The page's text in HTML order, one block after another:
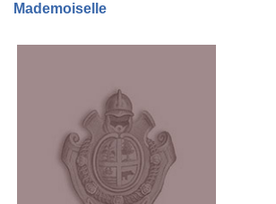
Mademoiselle